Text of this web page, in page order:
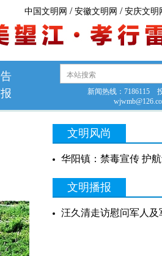
中国文明网 / 安徽文明网 / 安庆文明
新闻热线：7186115
文明风尚
华阳镇：禁毒宣传 护
文明播报
汪久清走访慰问军人及